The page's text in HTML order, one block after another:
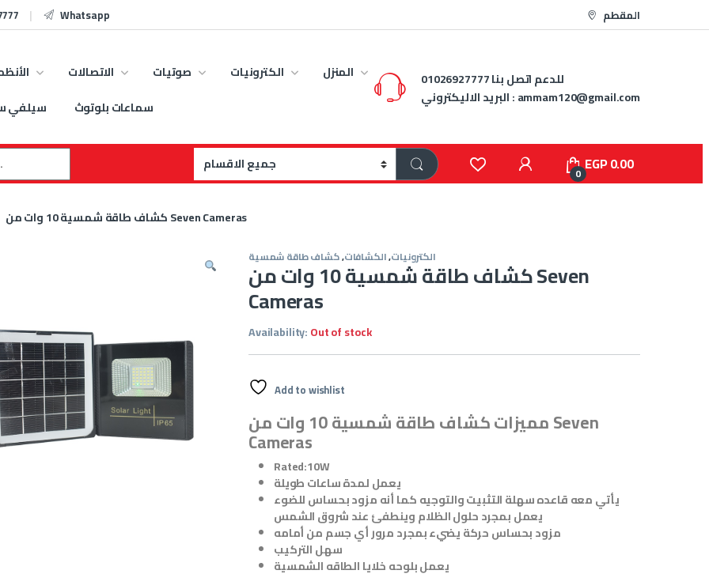
Whatsapp المقطم
الاتصالات صوتيات الكترونيات
المنزل
سيلفي
سماعات بلوتوث
للدعم اتصل بنا01026927777
البريد الاليكتروني :ammam120@gmail.com
0 EGP0.00
كشاف طاقة شمسية 10 وات من Seven Cameras
الكترونيات,الكشافات,كشاف طاقة شمسية
كشاف طاقة شمسية 10 وات من Seven
Cameras
Availability:Out of stock
Add to wishlist
مميزات كشاف طاقة شمسية 10 وات من Seven
Cameras
Rated:10W
يعمل لمدة ساعات طويلة
يأتي معه قاعده سهلة التثبيت والتوجيه كما أنه مزود بحساس للضوء
يعمل بمجرد حلول الظلام وينطفئ عند شروق الشمس
مزود بحساس حركة يضيء بمجرد مرور أي جسم من أمامه
سهل التركيب
يعمل بلوحه خلايا الطاقه الشمسية